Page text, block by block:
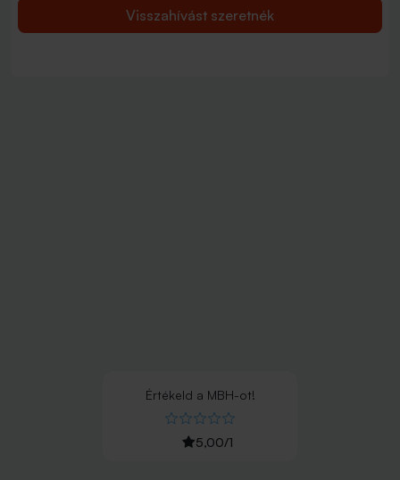
Visszahívást szeretnék
Értékeld a MBH-ot!
5,00/1